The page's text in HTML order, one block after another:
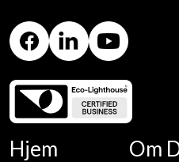
Digitroll Facebook
Digitroll LinkedIn
Hjem Om